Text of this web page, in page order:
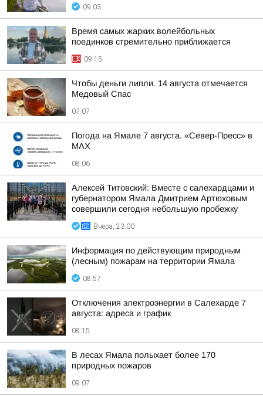
09:03
Время самых жарких волейбольных
поединков стремительно приближается
09:15
Чтобы деньги липли. 14 августа отмечается
Медовый Спас
07:07
Погода на Ямале 7 августа. «Север-Пресс» в
MAX
08:06
Алексей Титовский: Вместе с салехардцами и
губернатором Ямала Дмитрием Артюховым
совершили сегодня небольшую пробежку
Вчера, 23:00
Информация по действующим природным
(лесным) пожарам на территории Ямала
08:57
Отключения электроэнергии в Салехарде 7
августа: адреса и график
08:15
В лесах Ямала полыхает более 170
природных пожаров
09:07